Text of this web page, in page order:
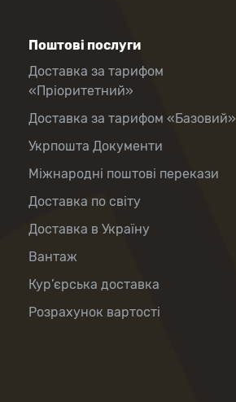
Поштові послуги
Доставка за тарифом
«Пріоритетний»
Доставка за тарифом «Базовий»
Укрпошта Документи
Міжнародні поштові перекази
Доставка по світу
Доставка в Україну
Вантаж
Кур’єрська доставка
Розрахунок вартості